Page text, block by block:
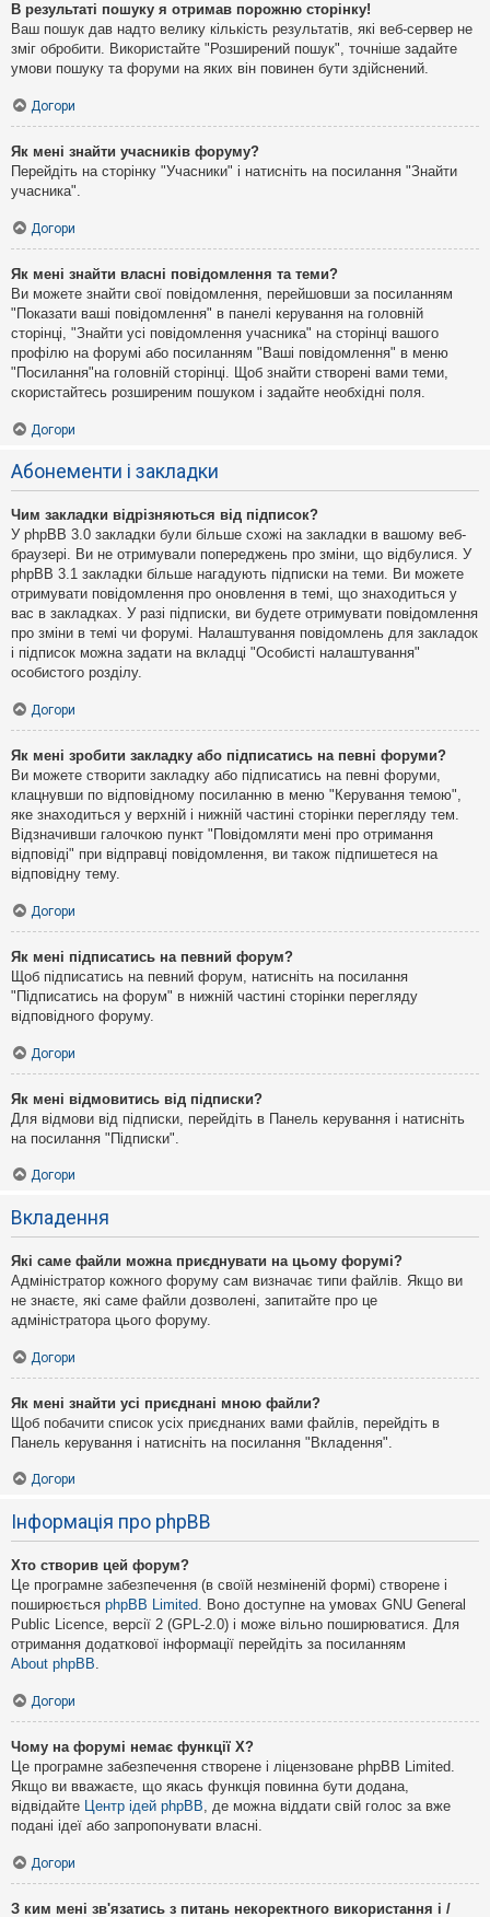
В результаті пошуку я отримав порожню сторінку!
Ваш пошук дав надто велику кількість результатів, які веб-сервер не
зміг обробити. Використайте "Розширений пошук", точніше задайте
умови пошуку та форуми на яких він повинен бути здійснений.
Догори
Як мені знайти учасників форуму?
Перейдіть на сторінку "Учасники" і натисніть на посилання "Знайти
учасника".
Догори
Як мені знайти власні повідомлення та теми?
Ви можете знайти свої повідомлення, перейшовши за посиланням
"Показати ваші повідомлення" в панелі керування на головній
сторінці, "Знайти усі повідомлення учасника" на сторінці вашого
профілю на форумі або посиланням "Ваші повідомлення" в меню
"Посилання"на головній сторінці. Щоб знайти створені вами теми,
скористайтесь розширеним пошуком і задайте необхідні поля.
Догори
Абонементи і закладки
Чим закладки відрізняються від підписок?
У phpBB 3.0 закладки були більше схожі на закладки в вашому веб-
браузері. Ви не отримували попереджень про зміни, що відбулися. У
phpBB 3.1 закладки більше нагадують підписки на теми. Ви можете
отримувати повідомлення про оновлення в темі, що знаходиться у
вас в закладках. У разі підписки, ви будете отримувати повідомлення
про зміни в темі чи форумі. Налаштування повідомлень для закладок
і підписок можна задати на вкладці "Особисті налаштування"
особистого розділу.
Догори
Як мені зробити закладку або підписатись на певні форуми?
Ви можете створити закладку або підписатись на певні форуми,
клацнувши по відповідному посиланню в меню "Керування темою",
яке знаходиться у верхній і нижній частині сторінки перегляду тем.
Відзначивши галочкою пункт "Повідомляти мені про отримання
відповіді" при відправці повідомлення, ви також підпишетеся на
відповідну тему.
Догори
Як мені підписатись на певний форум?
Щоб підписатись на певний форум, натисніть на посилання
"Підписатись на форум" в нижній частині сторінки перегляду
відповідного форуму.
Догори
Як мені відмовитись від підписки?
Для відмови від підписки, перейдіть в Панель керування і натисніть
на посилання "Підписки".
Догори
Вкладення
Які саме файли можна приєднувати на цьому форумі?
Адміністратор кожного форуму сам визначає типи файлів. Якщо ви
не знаєте, які саме файли дозволені, запитайте про це
адміністратора цього форуму.
Догори
Як мені знайти усі приєднані мною файли?
Щоб побачити список усіх приєднаних вами файлів, перейдіть в
Панель керування і натисніть на посилання "Вкладення".
Догори
Інформація про phpBB
Хто створив цей форум?
Це програмне забезпечення (в своїй незміненій формі) створене і
поширюється phpBB Limited. Воно доступне на умовах GNU General
Public Licence, версії 2 (GPL-2.0) і може вільно поширюватися. Для
отримання додаткової інформації перейдіть за посиланням
About phpBB.
Догори
Чому на форумі немає функції X?
Це програмне забезпечення створене і ліцензоване phpBB Limited.
Якщо ви вважаєте, що якась функція повинна бути додана,
відвідайте Центр ідей phpBB, де можна віддати свій голос за вже
подані ідеї або запропонувати власні.
Догори
З ким мені зв'язатись з питань некоректного використання і /